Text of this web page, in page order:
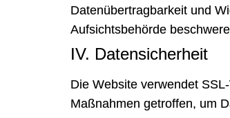
Datenübertragbarkeit und
Aufsichtsbehörde
IV. Datensicherheit
Die Website verwendet
Maßnahmen getroffen, um